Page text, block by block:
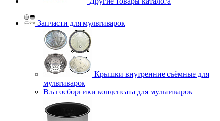
Запчасти для мультиварок
Крышки внутренние съёмные для
мультиварок
Влагосборники конденсата для мультиварок